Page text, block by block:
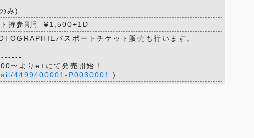
み)
持参割引 ¥1,500+1D
パスポートチケット販売も行います。
〜よりe+にて発売開始！
4499400001-P0030001 )